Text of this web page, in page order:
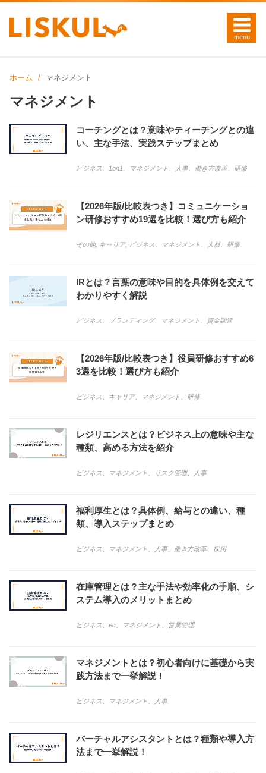
ホーム マネジメント
マネジメント
コーチングとは？意味やティーチングとの違
い、主な手法、実践ステップまとめ
ビジネス 1on1 マネジメント 人事、 働き方改革、 研修
【2026年版/比較表つき】コミュニケーショ
ン研修おすすめ19選を比較！選び方も紹介
その他, キャリア, ビジネス マネジメント 人材、 研修
IRとは？言葉の意味や目的を具体例を交えて
わかりやすく解説
ビジネス ブランディング、 マネジメント 資金調達
【2026年版/比較表つき】役員研修おすすめ6
3選を比較！選び方も紹介
ビジネス キャリア、 マネジメント 研修
レジリエンスとは？ビジネス上の意味や主な
種類、高める方法を紹介
ビジネス マネジメント リスク管理、 人事
福利厚生とは？具体例、給与との違い、種
類、導入ステップまとめ
ビジネス マネジメント 人事、 働き方改革、 採用
在庫管理とは？主な手法や効率化の手順、シ
ステム導入のメリットまとめ
ビジネス ec マネジメント 営業管理
マネジメントとは？初心者向けに基礎から実
践方法まで一挙解説！
ビジネス マネジメント 人事
バーチャルアシスタントとは？種類や導入方
法まで一挙解説！